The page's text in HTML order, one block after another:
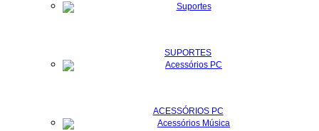
SUPORTES
ACESSÓRIOS PC